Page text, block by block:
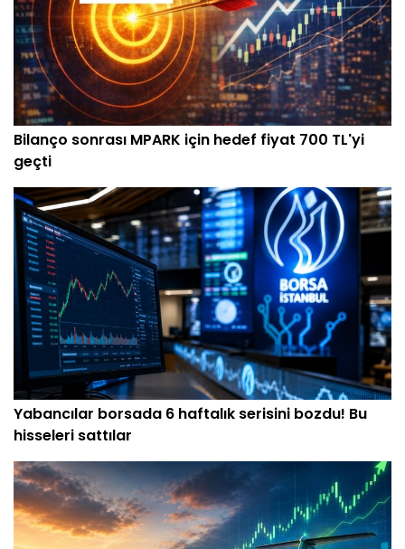
Bilanço sonrası MPARK için hedef fiyat 700 TL'yi
geçti
Yabancılar borsada 6 haftalık serisini bozdu! Bu
hisseleri sattılar